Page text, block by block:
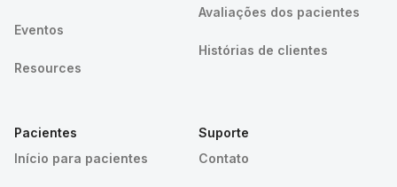
Eventos
Resources
Avaliações dos pacientes
Histórias de clientes
Pacientes
Início para pacientes
Suporte
Contato